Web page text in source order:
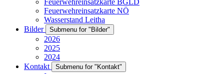
Feuerwehreinsatzkarte BGLD
Feuerwehreinsatzkarte NÖ
Wasserstand Leitha
Bilder
Submenu for "Bilder"
2026
2025
2024
Kontakt
Submenu for "Kontakt"